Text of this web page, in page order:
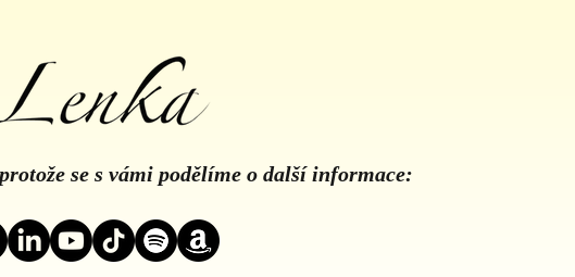
se s vámi podělíme o další informace: